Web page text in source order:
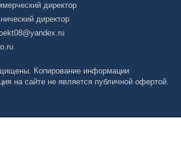
директор
директор
Копирование информации
на сайте не является публичной офертой.